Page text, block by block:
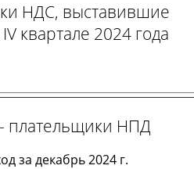
НДС, выставившие
квартале 2024 года
плательщики НПД
за декабрь 2024 г.